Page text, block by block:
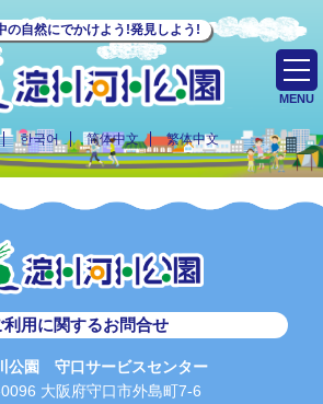
の自然にでかけよう!発見しよう!
한국어 简体中文 繁体中文
MENU
利用に関するお問合せ
公園 守口サービスセンター
大阪府守口市外島町7-6